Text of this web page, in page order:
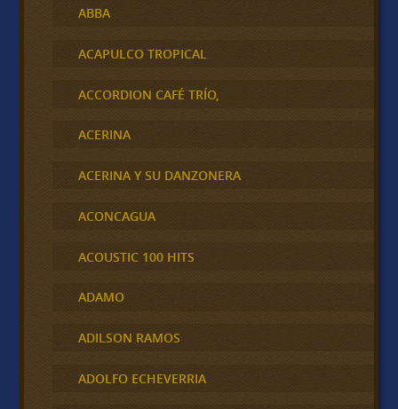
ABBA
ACAPULCO TROPICAL
ACCORDION CAFÉ TRÍO,
ACERINA
ACERINA Y SU DANZONERA
ACONCAGUA
ACOUSTIC 100 HITS
ADAMO
ADILSON RAMOS
ADOLFO ECHEVERRIA